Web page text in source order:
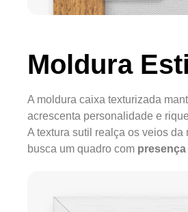
Moldura
A moldura caixa texturizada
acrescenta personalidade e
A textura sutil realça os veios
busca um quadro com